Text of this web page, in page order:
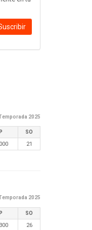
2025
IP SO
21
2025
IP SO
26